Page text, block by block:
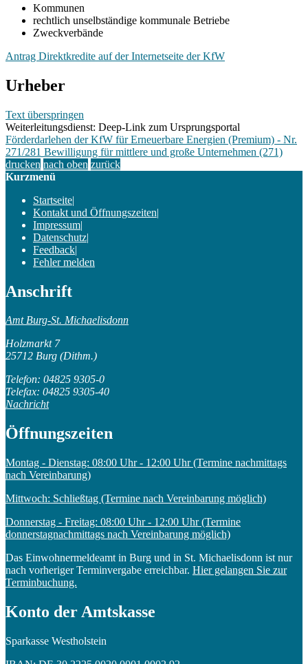
Kommunen
rechtlich unselbständige kommunale Betriebe
Zweckverbände
Antrag Direktkredite auf der Internetseite der KfW
Urheber
Text überspringen
Weiterleitungsdienst: Deep-Link zum Ursprungsportal
Förderdarlehen der KfW für Erneuerbare Energien (Premium) - Nr.
271/281 Bewilligung für mittlere und große Unternehmen (271)
drucken nach oben zurück
Kurzmenü
Startseite|
Kontakt und Öffnungszeiten|
Impressum|
Datenschutz|
Feedback|
Fehler melden
Anschrift
Amt Burg-St. Michaelisdonn
Holzmarkt 7
25712 Burg (Dithm.)
Telefon: 04825 9305-0
Telefax: 04825 9305-40
Nachricht
Öffnungszeiten
Montag - Dienstag: 08:00 Uhr - 12:00 Uhr (Termine nachmittags
nach Vereinbarung)
Mittwoch: Schließtag (Termine nach Vereinbarung möglich)
Donnerstag - Freitag: 08:00 Uhr - 12:00 Uhr (Termine
donnerstagnachmittags nach Vereinbarung möglich)
Das Einwohnermeldeamt in Burg und in St. Michaelisdonn ist nur
nach vorheriger Terminvergabe erreichbar. Hier gelangen Sie zur
Terminbuchung.
Konto der Amtskasse
Sparkasse Westholstein